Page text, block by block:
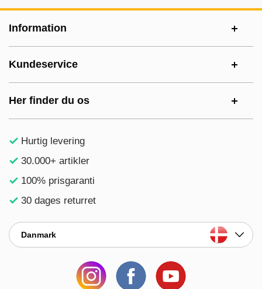
Information
Kundeservice
Her finder du os
Hurtig levering
30.000+ artikler
100% prisgaranti
30 dages returret
Danmark